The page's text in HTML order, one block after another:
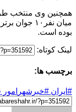
میان
بوده است.
لینک کوتاه:
برچسب ها:
#ایران #خبرشهر